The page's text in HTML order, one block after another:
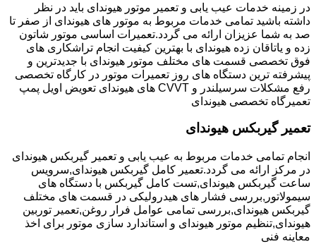
در زمینه خدمات عیب یابی و تعمیر موتور هیوندای باید در نظر
داشته باشید تمامی خدمات مربوط به موتور های هیوندای از صفر تا
صد به شما عزیزان ارائه می گردد.تعمیرات اساسی موتور شاتون
زده و یاتاقان زده هیوندای با بهترین کیفیت انجام تراشکاری های
فوق تخصصی قسمت های مختلف موتور هیوندای با جدیدترین و
پیشرفته ترین دستگاه های روز تعمیرات موتور در کارگاه تخصصی
رفع مشکلات سرسیلندر و CVVT های هیوندای تعویض اویل پمپ
تعمیرگاه تخصصی هیوندای
تعمیر گیربکس هیوندای
انجام تمامی خدمات مربوط به عیب یابی و تعمیر گیربکس هیوندای
در مرکز ارائه می گردد.تعمیر کامل گیربکس هیوندای,سرویس
ساعت گیربکس هیوندای,تست کامل گیربکس با دستگاه های
سیمولاتور,بررسی فشار های هیدرولیکی در قسمت های مختلف
گیربکس هیوندای,بررسی تمامی عوامل فرار روغن,تعمیر توربین
هیوندای,تنظیم موتور هیوندای و استاندارد سازی موتور برای اخذ
معاینه فنی